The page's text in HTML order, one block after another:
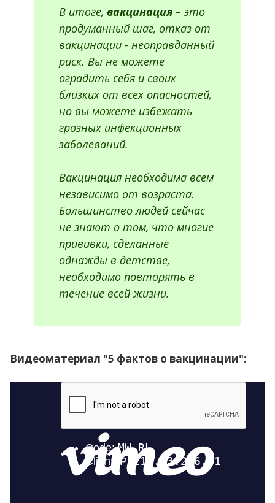
В итоге, вакцинация – это
продуманный шаг, отказ от
вакцинации - неоправданный
риск. Вы не можете
оградить себя и своих
близких от всех опасностей,
но вы можете избежать
грозных инфекционных
заболеваний.
Вакцинация необходима всем
независимо от возраста.
Большинство людей сейчас
не знают о том, что многие
прививки, сделанные
однажды в детстве,
необходимо повторять в
течение всей жизни.
Видеоматериал "5 фактов о вакцинации":